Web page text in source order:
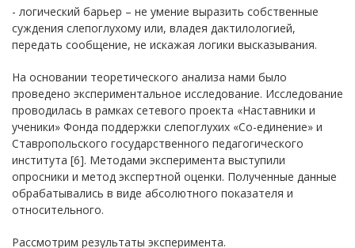
- логический барьер – не умение выразить собственные
суждения слепоглухому или, владея дактилологией,
передать сообщение, не искажая логики высказывания.
На основании теоретического анализа нами было
проведено экспериментальное исследование. Исследование
проводилась в рамках сетевого проекта «Наставники и
ученики» Фонда поддержки слепоглухих «Со-единение» и
Ставропольского государственного педагогического
института [6]. Методами эксперимента выступили
опросники и метод экспертной оценки. Полученные данные
обрабатывались в виде абсолютного показателя и
относительного.
Рассмотрим результаты эксперимента.